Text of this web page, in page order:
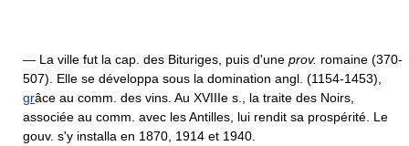
— La ville fut la cap. des Bituriges, puis d'une prov. romaine (370-
507). Elle se développa sous la domination angl. (1154-1453),
grâce au comm. des vins. Au XVIIIe s., la traite des Noirs,
associée au comm. avec les Antilles, lui rendit sa prospérité. Le
gouv. s'y installa en 1870, 1914 et 1940.